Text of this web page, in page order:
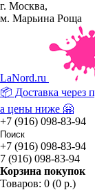
г. Москва,
м. Марьина Роща
LaNord.ru
📦 Доставка через
а цены ниже 🤗
+7 (916) 098-83-94
+7 (916) 098-83-94
7 (916) 098-83-94
Корзина покупок
Товаров: 0 (0 р.)